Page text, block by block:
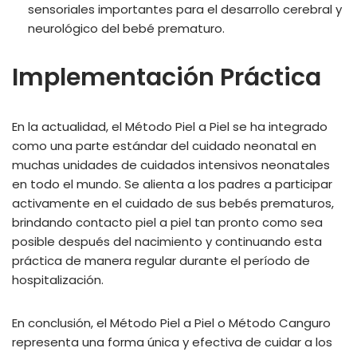
sensoriales importantes para el desarrollo cerebral y
neurológico del bebé prematuro.
Implementación Práctica
En la actualidad, el Método Piel a Piel se ha integrado
como una parte estándar del cuidado neonatal en
muchas unidades de cuidados intensivos neonatales
en todo el mundo. Se alienta a los padres a participar
activamente en el cuidado de sus bebés prematuros,
brindando contacto piel a piel tan pronto como sea
posible después del nacimiento y continuando esta
práctica de manera regular durante el período de
hospitalización.
En conclusión, el Método Piel a Piel o Método Canguro
representa una forma única y efectiva de cuidar a los